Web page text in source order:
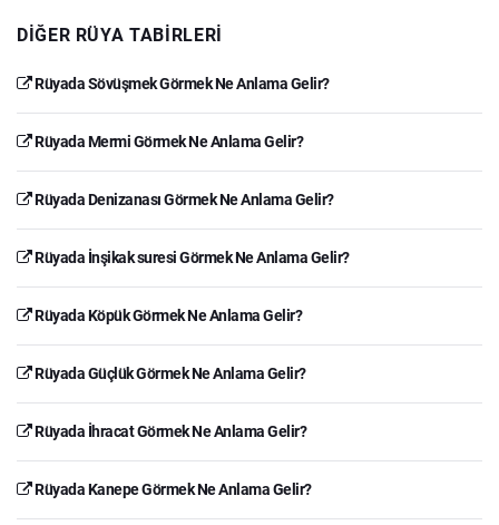
DIĞER RÜYA TABIRLERI
Rüyada Sövüşmek Görmek Ne Anlama Gelir?
Rüyada Mermi Görmek Ne Anlama Gelir?
Rüyada Denizanası Görmek Ne Anlama Gelir?
Rüyada İnşikak suresi Görmek Ne Anlama Gelir?
Rüyada Köpük Görmek Ne Anlama Gelir?
Rüyada Güçlük Görmek Ne Anlama Gelir?
Rüyada İhracat Görmek Ne Anlama Gelir?
Rüyada Kanepe Görmek Ne Anlama Gelir?